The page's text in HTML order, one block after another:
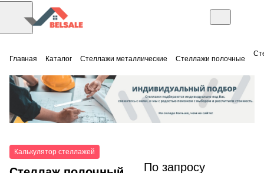
Главная Каталог Стеллажи металлические Стеллажи полочные
Калькулятор стеллажей
По запросу